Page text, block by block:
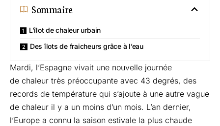
Sommaire
L’îlot de chaleur urbain
Des îlots de fraicheurs grâce à l’eau
Mardi, l’Espagne vivait une nouvelle journée
de chaleur très préoccupante avec 43 degrés, des
records de température qui s’ajoute à une autre vague
de chaleur il y a un moins d’un mois. L’an dernier,
l’Europe a connu la saison estivale la plus chaude